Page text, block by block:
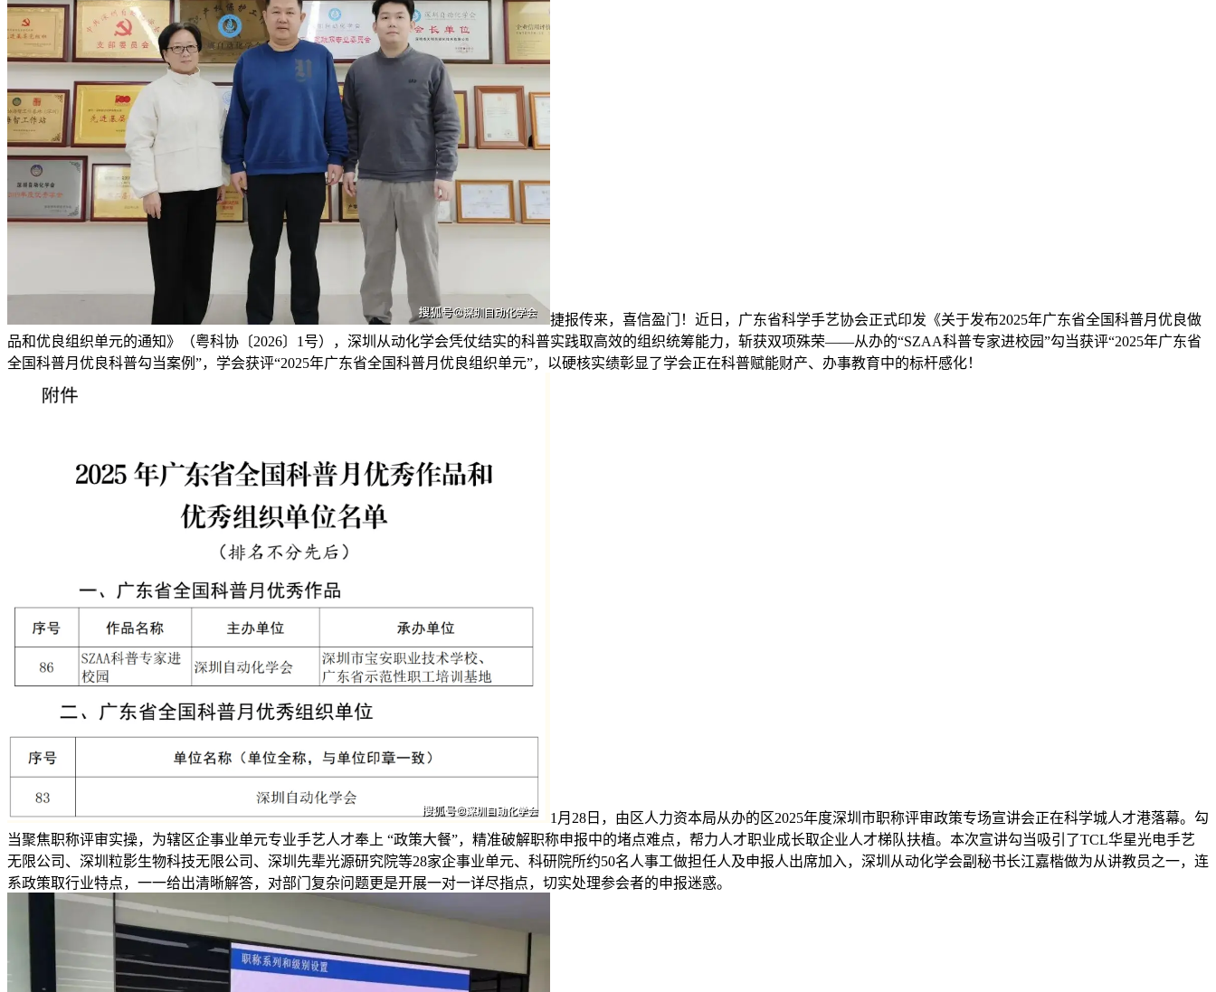
捷报传来，喜信盈门！近日，广东省科学手艺协会正式印发《关于发布2025年广东省全国科普月优良做
品和优良组织单元的通知》（粤科协〔2026〕1号），深圳从动化学会凭仗结实的科普实践取高效的组织统筹能力，斩获双项殊荣——从办的“SZAA科普专家进校园”勾当获评“2025年广东省
全国科普月优良科普勾当案例”，学会获评“2025年广东省全国科普月优良组织单元”，以硬核实绩彰显了学会正在科普赋能财产、办事教育中的标杆感化！
1月28日，由区人力资本局从办的区2025年度深圳市职称评审政策专场宣讲会正在科学城人才港落幕。勾
当聚焦职称评审实操，为辖区企事业单元专业手艺人才奉上 “政策大餐”，精准破解职称申报中的堵点难点，帮力人才职业成长取企业人才梯队扶植。本次宣讲勾当吸引了TCL华星光电手艺
无限公司、深圳粒影生物科技无限公司、深圳先辈光源研究院等28家企事业单元、科研院所约50名人事工做担任人及申报人出席加入，深圳从动化学会副秘书长江嘉楷做为从讲教员之一，连
系政策取行业特点，一一给出清晰解答，对部门复杂问题更是开展一对一详尽指点，切实处理参会者的申报迷惑。